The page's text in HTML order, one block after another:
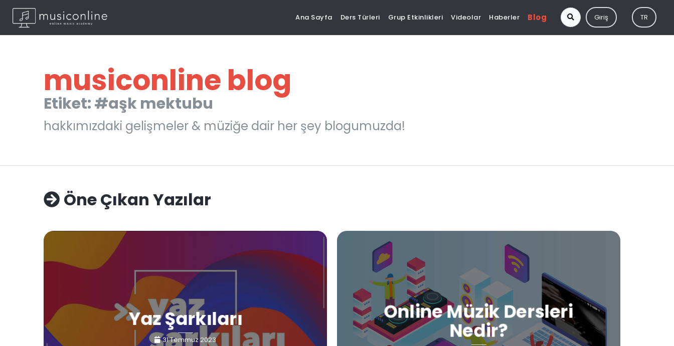
Ana Sayfa Ders Türleri Grup Etkinlikleri Videolar Haberler Blog Giriş TR
musiconline blog
Etiket: #aşk mektubu
hakkımızdaki gelişmeler & müziğe dair her şey blogumuzda!
Öne Çıkan Yazılar
Yaz Şarkıları
31 Temmuz 2023
Online Müzik Dersleri
Nedir?